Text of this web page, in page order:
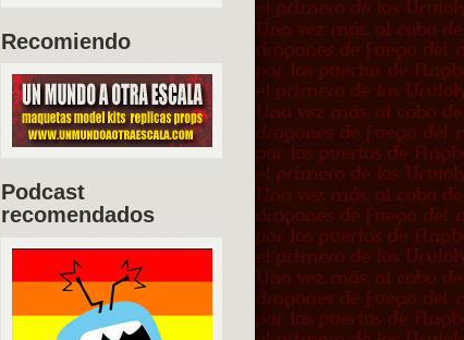
Recomiendo
Podcast
recomendados